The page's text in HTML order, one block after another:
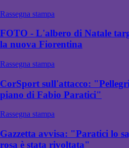
Rassegna stampa
FOTO - L'albero di Natale
la nuova Fiorentina
Rassegna stampa
CorSport sull'attacco:
piano di Fabio Paratici"
Rassegna stampa
Gazzetta avvisa: "Paratici lo
rosa è stata rivoltata"